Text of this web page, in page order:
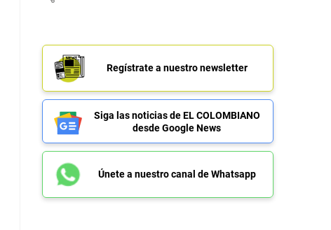
Regístrate a nuestro newsletter
Siga las noticias de EL COLOMBIANO
desde Google News
Únete a nuestro canal de Whatsapp